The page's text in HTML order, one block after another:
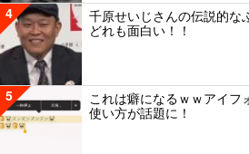
4
千原せいじさんの伝説的な
どれも面白い！！
5
これは癖になるｗｗアイ
使い方が話題に！